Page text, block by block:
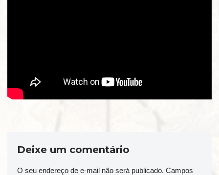
Deixe um comentário
O seu endereço de e-mail não será publicado. Campos